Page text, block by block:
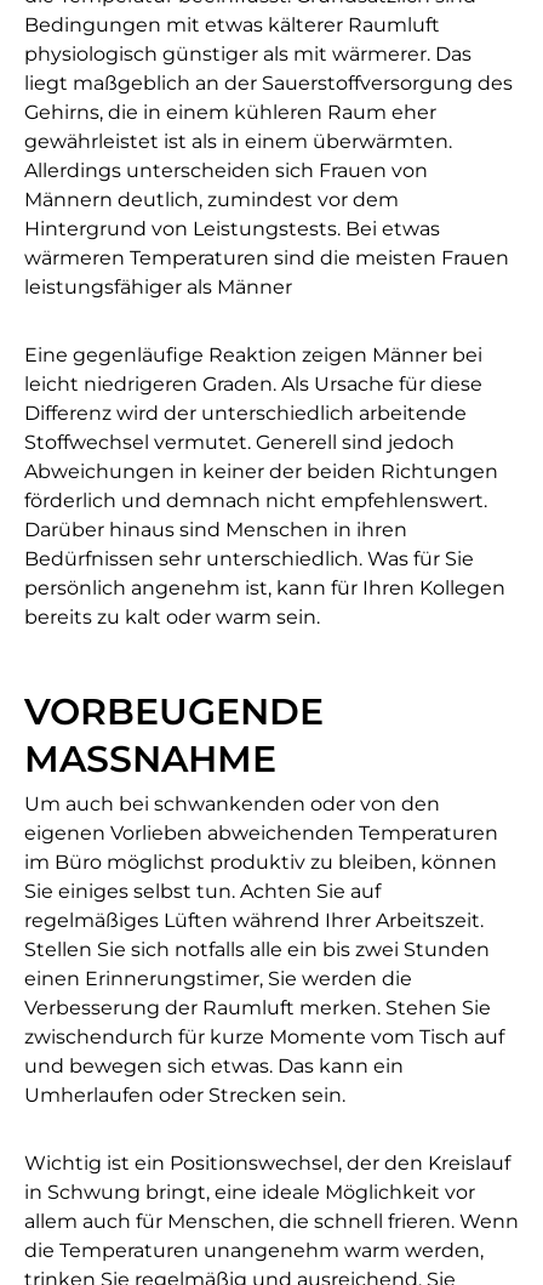
Bedingungen mit etwas kälterer Raumluft
physiologisch günstiger als mit wärmerer. Das
liegt maßgeblich an der Sauerstoffversorgung des
Gehirns, die in einem kühleren Raum eher
gewährleistet ist als in einem überwärmten.
Allerdings unterscheiden sich Frauen von
Männern deutlich, zumindest vor dem
Hintergrund von Leistungstests. Bei etwas
wärmeren Temperaturen sind die meisten Frauen
leistungsfähiger als Männer
Eine gegenläufige Reaktion zeigen Männer bei
leicht niedrigeren Graden. Als Ursache für diese
Differenz wird der unterschiedlich arbeitende
Stoffwechsel vermutet. Generell sind jedoch
Abweichungen in keiner der beiden Richtungen
förderlich und demnach nicht empfehlenswert.
Darüber hinaus sind Menschen in ihren
Bedürfnissen sehr unterschiedlich. Was für Sie
persönlich angenehm ist, kann für Ihren Kollegen
bereits zu kalt oder warm sein.
VORBEUGENDE
MASSNAHME
Um auch bei schwankenden oder von den
eigenen Vorlieben abweichenden Temperaturen
im Büro möglichst produktiv zu bleiben, können
Sie einiges selbst tun. Achten Sie auf
regelmäßiges Lüften während Ihrer Arbeitszeit.
Stellen Sie sich notfalls alle ein bis zwei Stunden
einen Erinnerungstimer, Sie werden die
Verbesserung der Raumluft merken. Stehen Sie
zwischendurch für kurze Momente vom Tisch auf
und bewegen sich etwas. Das kann ein
Umherlaufen oder Strecken sein.
Wichtig ist ein Positionswechsel, der den Kreislauf
in Schwung bringt, eine ideale Möglichkeit vor
allem auch für Menschen, die schnell frieren. Wenn
die Temperaturen unangenehm warm werden,
trinken Sie regelmäßig und ausreichend. Sie